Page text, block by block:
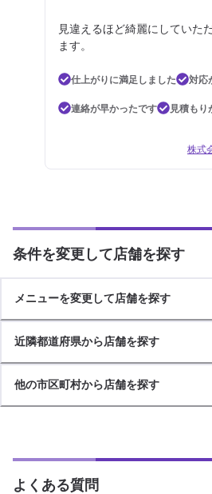
見違えるほど綺麗にしていた
ます。
仕上がりに満足しました
対応
連絡が早かったです
見積もり
株式
条件を変更して店舗を探す
メニューを変更して店舗を探す
近隣都道府県から店舗を探す
他の市区町村から店舗を探す
よくある質問